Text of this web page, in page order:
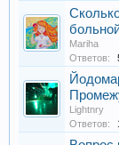
Mariha
Ответов:
Lightnry
Ответов: